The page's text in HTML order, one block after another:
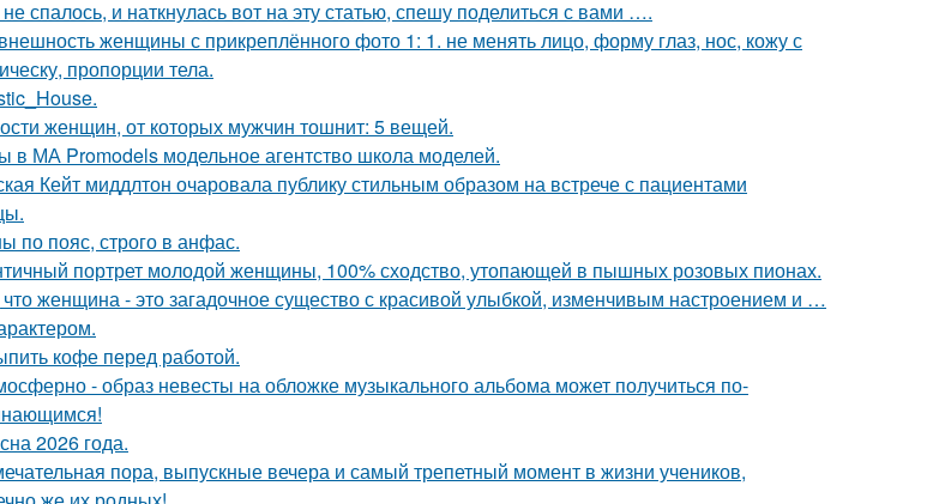
спалось, и наткнулась вот на эту статью, спешу поделиться с вами ….
женщины с прикреплённого фото 1: 1. не менять лицо, форму глаз, нос, кожу с
пропорции тела.
женщин, от которых мужчин тошнит: 5 вещей.
в МА Promodels модельное агентство школа моделей.
Кейт миддлтон очаровала публику стильным образом на встрече с пациентами
по пояс, строго в анфас.
портрет молодой женщины, 100% сходство, утопающей в пышных розовых пионах.
женщина - это загадочное существо с красивой улыбкой, изменчивым настроением и …
кофе перед работой.
- образ невесты на обложке музыкального альбома может получиться по-
2026 года.
пора, выпускные вечера и самый трепетный момент в жизни учеников,